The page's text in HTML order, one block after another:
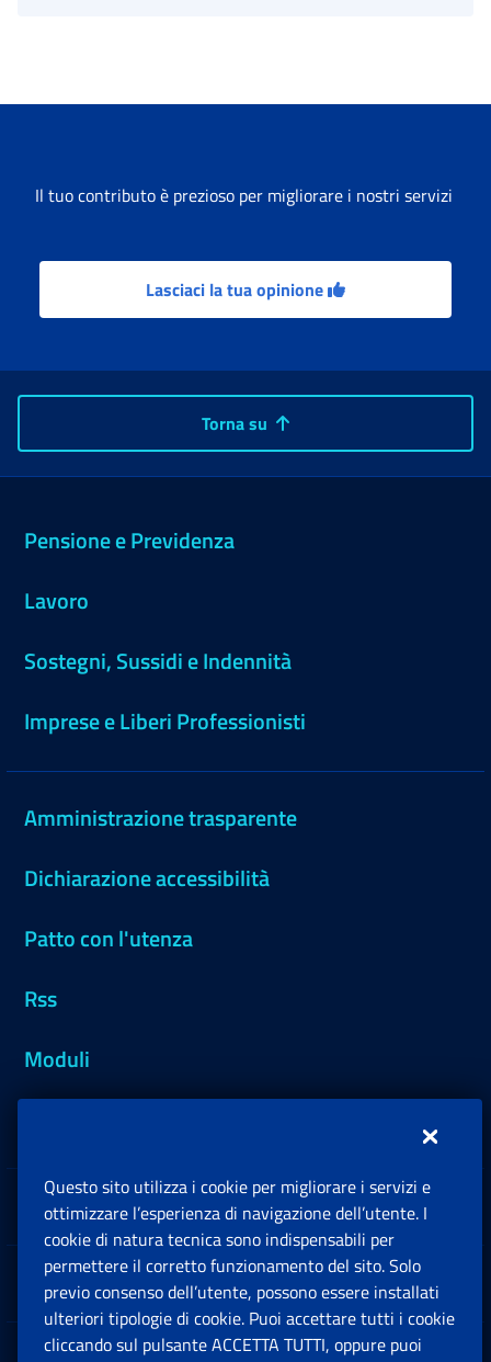
Il tuo contributo è prezioso per migliorare i nostri servizi
Lasciaci la tua opinione
Torna su
Pensione e Previdenza
Lavoro
Sostegni, Sussidi e Indennità
Imprese e Liberi Professionisti
Amministrazione trasparente
Dichiarazione accessibilità
Patto con l'utenza
Rss
Moduli
Sedi e Contatti
Software
Questo sito utilizza i cookie per migliorare i servizi e
ottimizzare l’esperienza di navigazione dell’utente. I
cookie di natura tecnica sono indispensabili per
permettere il corretto funzionamento del sito. Solo
previo consenso dell’utente, possono essere installati
ulteriori tipologie di cookie. Puoi accettare tutti i cookie
cliccando sul pulsante ACCETTA TUTTI, oppure puoi